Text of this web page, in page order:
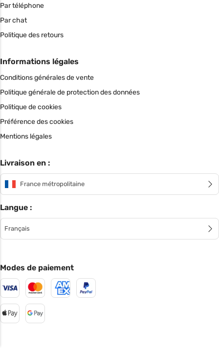
Par téléphone
Par chat
Politique des retours
Informations légales
Conditions générales de vente
Politique générale de protection des données
Politique de cookies
Préférence des cookies
Mentions légales
Livraison en :
France métropolitaine
Langue :
Français
Modes de paiement